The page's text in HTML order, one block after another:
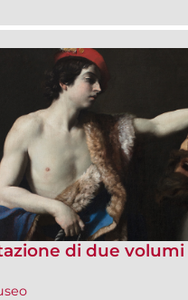
di due volumi